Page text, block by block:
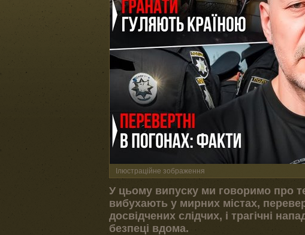
Ілюстраційне зображення
У цьому випуску ми говоримо про
вибухають у мирних містах,
досвідчених слідчих, і трагічні
безпеці вдома.